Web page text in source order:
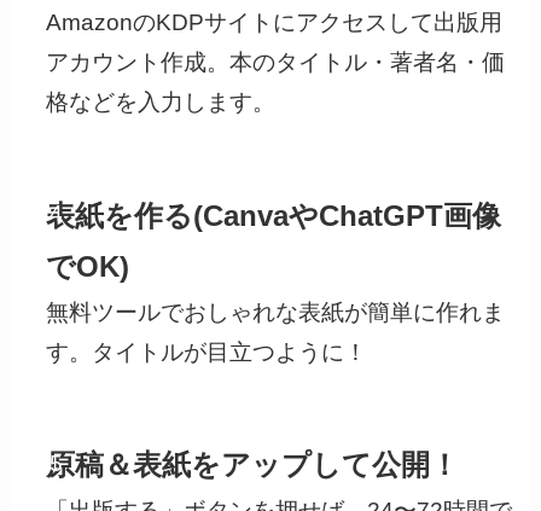
AmazonのKDPサイトにアクセスして出版用
アカウント作成。本のタイトル・著者名・価
格などを入力します。
4
表紙を作る(CanvaやChatGPT画像
でOK)
無料ツールでおしゃれな表紙が簡単に作れま
す。タイトルが目立つように！
5
原稿＆表紙をアップして公開！